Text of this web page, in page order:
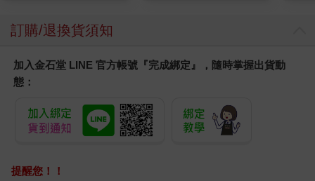
訂購/退換貨須知
加入金石堂 LINE 官方帳號『完成綁定』，隨時掌握出貨動
態：
提醒您！！